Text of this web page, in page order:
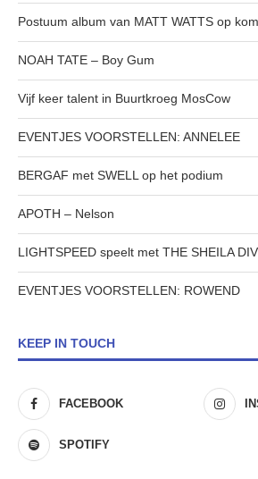
Postuum album van MATT WATTS op
NOAH TATE – Boy Gum
Vijf keer talent in Buurtkroeg MosCow
EVENTJES VOORSTELLEN: ANNELEE
BERGAF met SWELL op het podium
APOTH – Nelson
LIGHTSPEED speelt met THE SHEILA
EVENTJES VOORSTELLEN: ROWEND
KEEP IN TOUCH
FACEBOOK
SPOTIFY